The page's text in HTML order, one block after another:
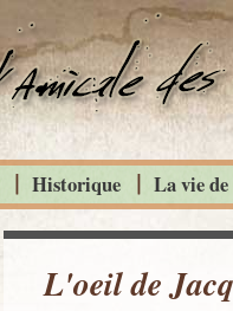
L'oeil de
Historique La vie